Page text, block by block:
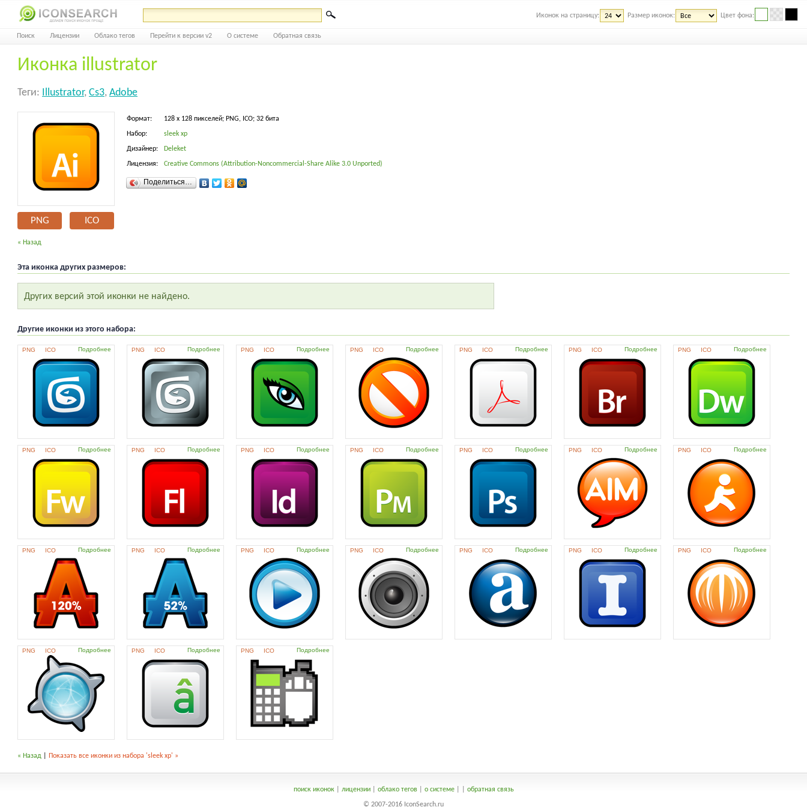
Иконок на страницу: Размер иконок: Цвет фона:
Поиск Лицензии Облако тегов Перейти к версии v2 О системе Обратная связь
Иконка illustrator
Теги: Illustrator, Cs3, Adobe
PNG ICO
Формат: 128 x 128 пикселей; PNG, ICO; 32 бита
Набор: sleek xp
Дизайнер: Deleket
Лицензия: Creative Commons (Attribution-Noncommercial-Share Alike 3.0 Unported)
Поделиться…
« Назад
Эта иконка других размеров:
Других версий этой иконки не найдено.
Другие иконки из этого набора:
PNG ICO Подробнее PNG ICO Подробнее PNG ICO Подробнее PNG ICO Подробнее PNG ICO Подробнее PNG ICO Подробнее PNG ICO Подробнее
PNG ICO Подробнее PNG ICO Подробнее PNG ICO Подробнее PNG ICO Подробнее PNG ICO Подробнее PNG ICO Подробнее PNG ICO Подробнее
PNG ICO Подробнее PNG ICO Подробнее PNG ICO Подробнее PNG ICO Подробнее PNG ICO Подробнее PNG ICO Подробнее PNG ICO Подробнее
PNG ICO Подробнее PNG ICO Подробнее PNG ICO Подробнее
« Назад Показать все иконки из набора 'sleek xp' »
поиск иконок| лицензии| облако тегов| о системе| обратная связь
© 2007-2016 IconSearch.ru